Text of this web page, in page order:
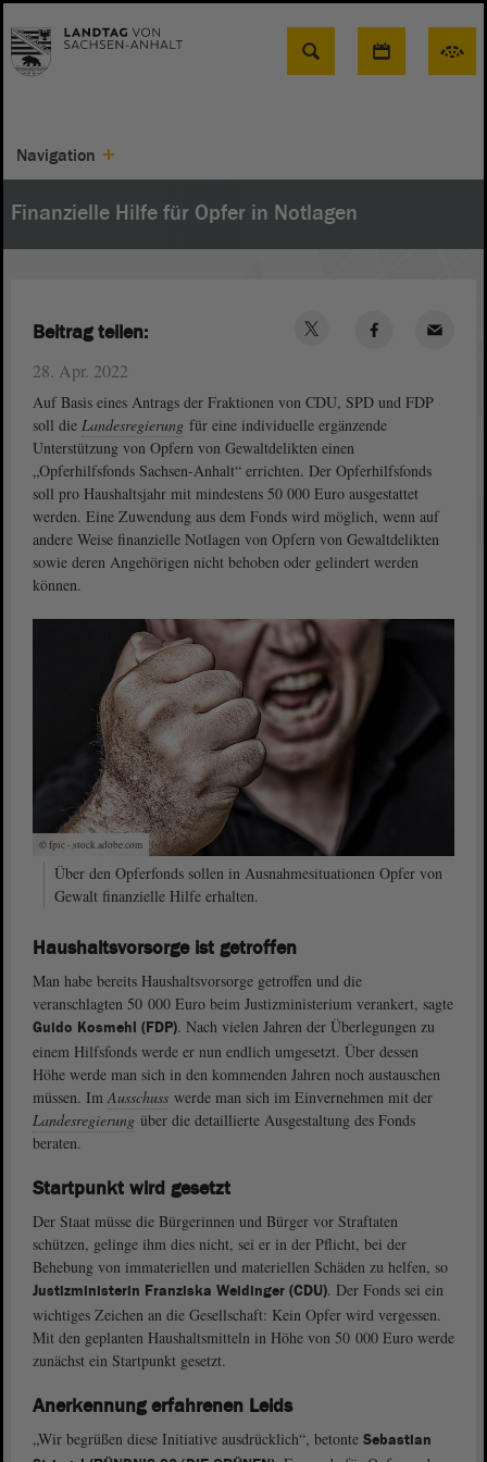
Suche
Navigation
Finanzielle Hilfe für Opfer in Notlagen
28. Apr. 2022
Auf Basis eines Antrags der Fraktionen von CDU, SPD und FDP
soll die Landesregierung für eine individuelle ergänzende
Unterstützung von Opfern von Gewaltdelikten einen
„Opferhilfsfonds Sachsen-Anhalt“ errichten. Der Opferhilfsfonds
soll pro Haushaltsjahr mit mindestens 50 000 Euro ausgestattet
werden. Eine Zuwendung aus dem Fonds wird möglich, wenn auf
andere Weise finanzielle Notlagen von Opfern von Gewaltdelikten
sowie deren Angehörigen nicht behoben oder gelindert werden
können.
© fpic - stock.adobe.com
Über den Opferfonds sollen in Ausnahmesituationen Opfer von
Gewalt finanzielle Hilfe erhalten.
Haushaltsvorsorge ist getroffen
Man habe bereits Haushaltsvorsorge getroffen und die
veranschlagten 50 000 Euro beim Justizministerium verankert, sagte
Guido Kosmehl (FDP). Nach vielen Jahren der Überlegungen zu
einem Hilfsfonds werde er nun endlich umgesetzt. Über dessen
Höhe werde man sich in den kommenden Jahren noch austauschen
müssen. ImAusschuss werde man sich im Einvernehmen mit der
Landesregierung über die detaillierte Ausgestaltung des Fonds
beraten.
Startpunkt wird gesetzt
Der Staat müsse die Bürgerinnen und Bürger vor Straftaten
schützen, gelinge ihm dies nicht, sei er in der Pflicht, bei der
Behebung von immateriellen und materiellen Schäden zu helfen, so
Justizministerin Franziska Weidinger (CDU). Der Fonds sei ein
wichtiges Zeichen an die Gesellschaft: Kein Opfer wird vergessen.
Mit den geplanten Haushaltsmitteln in Höhe von 50 000 Euro werde
zunächst ein Startpunkt gesetzt.
Anerkennung erfahrenen Leids
„Wir begrüßen diese Initiative ausdrücklich“, betonte Sebastian
Beitrag teilen: